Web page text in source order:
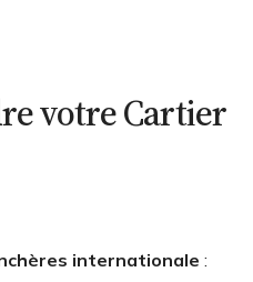
votre Cartier
internationale :